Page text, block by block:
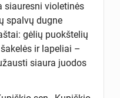
siauresni violetinės
spalvų dugne
gėlių puokštelių
ir lapeliai –
siaura juodos